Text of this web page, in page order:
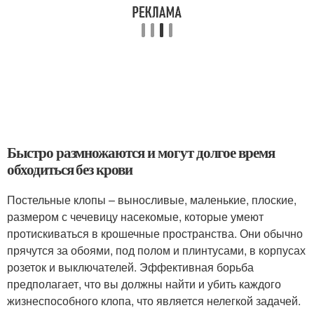
Быстро размножаются и могут долгое время
обходиться без крови
Постельные клопы – выносливые, маленькие, плоские,
размером с чечевицу насекомые, которые умеют
протискиваться в крошечные пространства. Они обычно
прячутся за обоями, под полом и плинтусами, в корпусах
розеток и выключателей. Эффективная борьба
предполагает, что вы должны найти и убить каждого
жизнеспособного клопа, что является нелегкой задачей.